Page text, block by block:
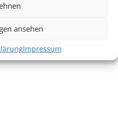
ansehen
Impressum
DES DEUTSCHEN FILMS*